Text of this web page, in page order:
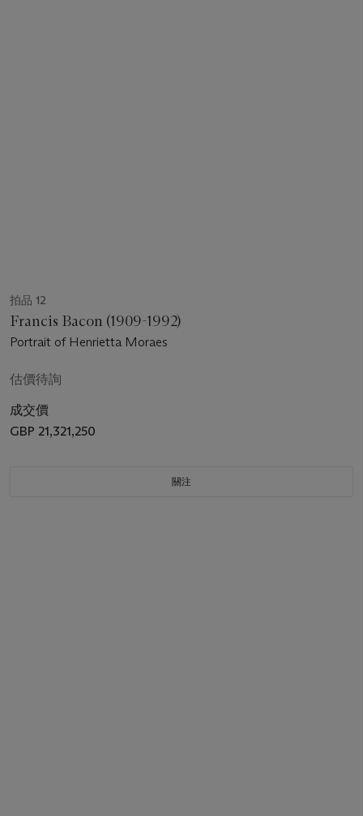
拍品 12
Francis Bacon (1909-1992)
Portrait of Henrietta Moraes
估價待詢
成交價
GBP 21,321,250
關注